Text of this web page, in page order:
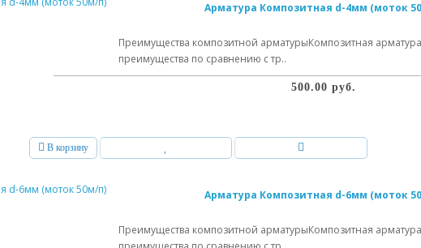
Арматура Композитная d-4мм (моток
Преимущества композитной арматурыКомпозитная
преимущества по сравнению с тр..
500.00 руб.
В корзину
Арматура Композитная d-6мм (моток
Преимущества композитной арматурыКомпозитная